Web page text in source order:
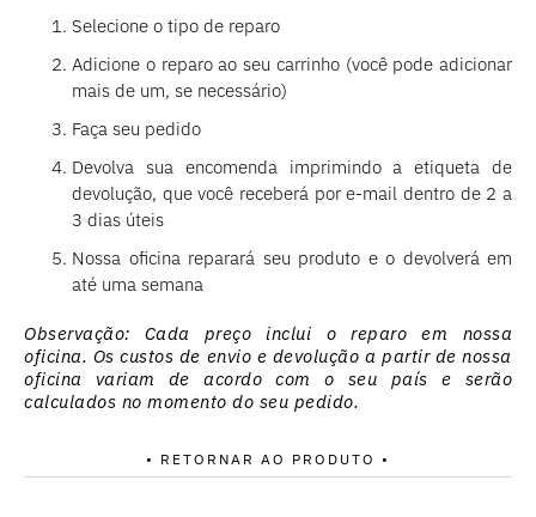
Selecione o tipo de reparo
Adicione o reparo ao seu carrinho (você pode adicionar
mais de um, se necessário)
Faça seu pedido
Devolva sua encomenda imprimindo a etiqueta de
devolução, que você receberá por e-mail dentro de 2 a
3 dias úteis
Nossa oficina reparará seu produto e o devolverá em
até uma semana
Observação: Cada preço inclui o reparo em nossa
oficina. Os custos de envio e devolução a partir de nossa
oficina variam de acordo com o seu país e serão
calculados no momento do seu pedido.
• RETORNAR AO PRODUTO •